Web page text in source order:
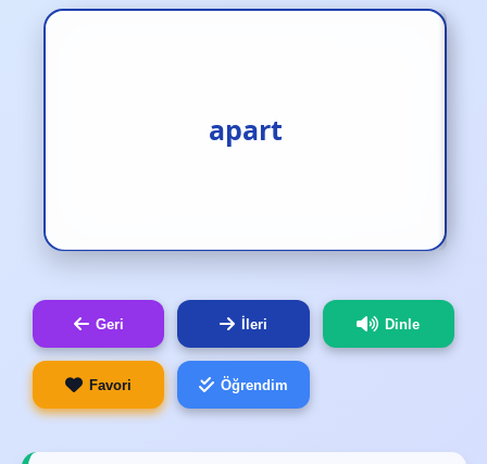
apart
ayrı [zf.] 3.başka [zf.]
Geri İleri Dinle
Favori Öğrendim